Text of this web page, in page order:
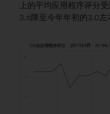
上的平均应用程序评分
3.6降至今年年初的3.0左